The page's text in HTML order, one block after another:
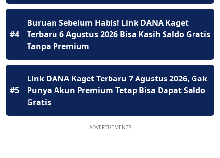
#4
Buruan Sebelum Habis! Link DANA Kaget
Terbaru 6 Agustus 2026 Bisa Kasih Saldo Gratis
Tanpa Premium
#5
Link DANA Kaget Terbaru 7 Agustus 2026, Gak
Punya Akun Premium Tetap Bisa Dapat Saldo
Gratis
ADVERTISEMENTS